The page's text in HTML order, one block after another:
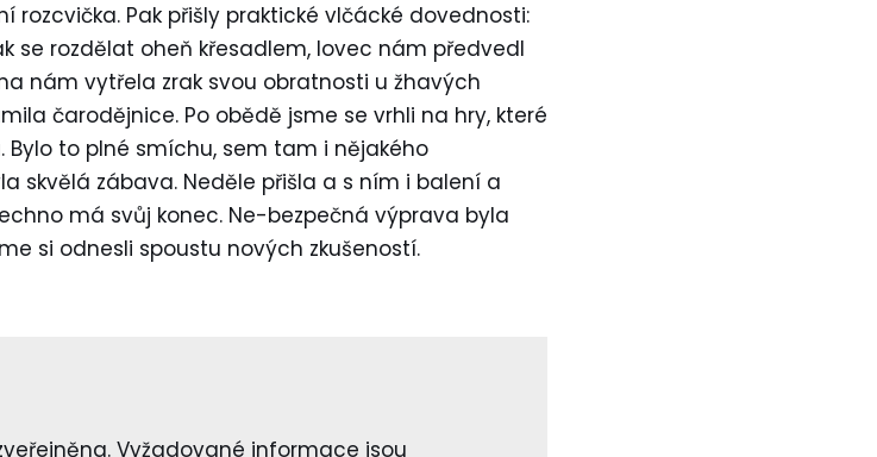
Pak přišly praktické vlčácké dovednosti:
se rozdělat oheň křesadlem, lovec nám předvedl
nám vytřela zrak svou obratnosti u žhavých
čarodějnice. Po obědě jsme se vrhli na hry, které
to plné smíchu, sem tam i nějakého
skvělá zábava. Neděle přišla a s ním i balení a
má svůj konec. Ne-bezpečná výprava byla
si odnesli spoustu nových zkušeností.
Vyžadované informace jsou